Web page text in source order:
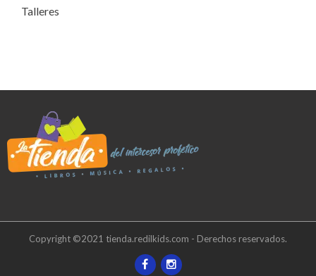
Talleres
Copyright ©2021 tienda.redilkids.com - Derechos reservados.